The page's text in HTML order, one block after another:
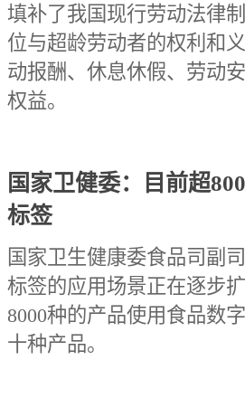
填补了我国现行劳动法律
位与超龄劳动者的权利和
动报酬、休息休假、劳动
权益。
国家卫健委：目前超
标签
国家卫生健康委食品司副
标签的应用场景正在逐步
8000种的产品使用食品数
十种产品。